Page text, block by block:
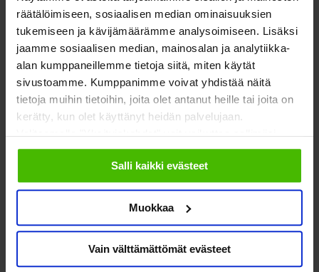
räätälöimiseen, sosiaalisen median ominaisuuksien
tukemiseen ja kävijämäärämme analysoimiseen. Lisäksi
jaamme sosiaalisen median, mainosalan ja analytiikka-
alan kumppaneillemme tietoja siitä, miten käytät
sivustoamme. Kumppanimme voivat yhdistää näitä
tietoja muihin tietoihin, joita olet antanut heille tai joita on
kerätty, kun olet käyttänyt heidän palvelujaan.
Valitsemalla "Yksityiskohdat" voit vaikuttaa sallimiisi
evästeisiin.
Salli kaikki evästeet
Muokkaa
Vain välttämättömät evästeet
Soile Kuitunen
SOSTEn hallituksen varapuheenjohtaja, Miina
Sillanpään Säätiön toimitusjohtaja
soile.kuitunen@miinasillanpaa.fi
KuitunenSoile